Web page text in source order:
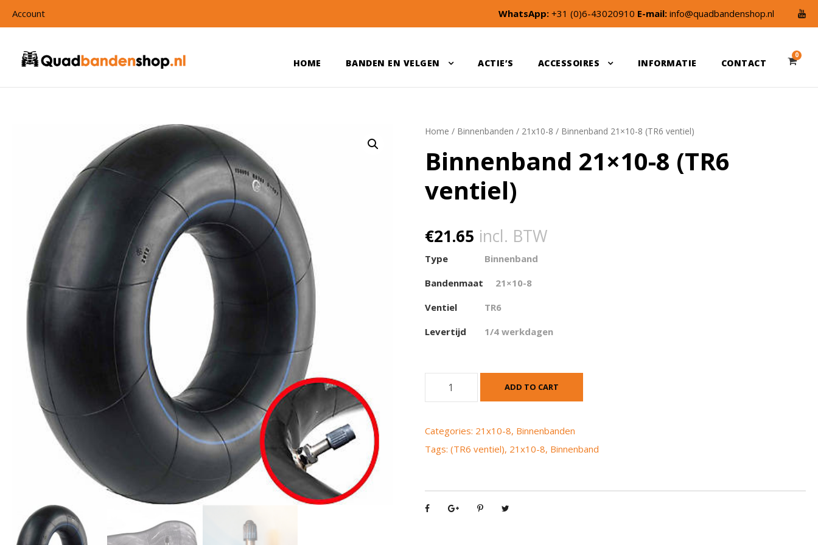
Account WhatsApp: +31 (0)6-43020910 E-mail: info@quadbandenshop.nl
HOME BANDEN EN VELGEN ACTIE’S ACCESSOIRES INFORMATIE CONTACT
0
Home / Binnenbanden / 21x10-8 / Binnenband 21×10-8 (TR6 ventiel)
Binnenband 21×10-8 (TR6
ventiel)
€21.65 incl. BTW
Type
Binnenband
Bandenmaat
21×10-8
Ventiel
TR6
Levertijd
1/4 werkdagen
n
n
n
ADD TO CART
Categories: 21x10-8, Binnenbanden
Tags:(TR6 ventiel), 21x10-8, Binnenband